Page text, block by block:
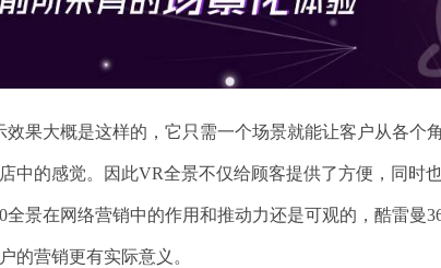
效果大概是这样的，它只需一个场景就能让客户从各个
中的感觉。因此VR全景不仅给顾客提供了方便，同时
全景在网络营销中的作用和推动力还是可观的，酷雷曼
的营销更有实际意义。